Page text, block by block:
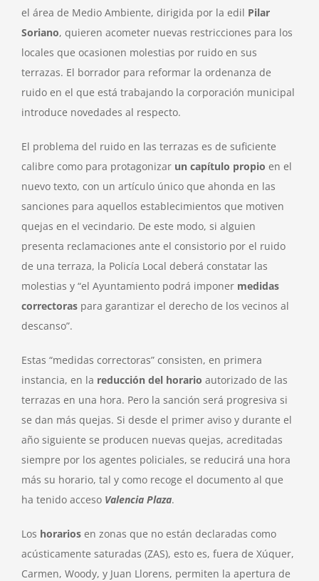
licencias
después
de
tres
el área de Medio Ambiente, dirigida por la edil Pilar
Soriano, quieren acometer nuevas restricciones para los
locales que ocasionen molestias por ruido en sus
terrazas. El borrador para reformar la ordenanza de
ruido en el que está trabajando la corporación municipal
introduce novedades al respecto.
El problema del ruido en las terrazas es de suficiente
calibre como para protagonizar un capítulo propio en el
nuevo texto, con un artículo único que ahonda en las
sanciones para aquellos establecimientos que motiven
quejas en el vecindario. De este modo, si alguien
presenta reclamaciones ante el consistorio por el ruido
de una terraza, la Policía Local deberá constatar las
molestias y “el Ayuntamiento podrá imponer medidas
correctoras para garantizar el derecho de los vecinos al
descanso”.
Estas “medidas correctoras” consisten, en primera
instancia, en la reducción del horario autorizado de las
terrazas en una hora. Pero la sanción será progresiva si
se dan más quejas. Si desde el primer aviso y durante el
año siguiente se producen nuevas quejas, acreditadas
siempre por los agentes policiales, se reducirá una hora
más su horario, tal y como recoge el documento al que
ha tenido acceso Valencia Plaza.
Los horarios en zonas que no están declaradas como
acústicamente saturadas (ZAS), esto es, fuera de Xúquer,
Carmen, Woody, y Juan Llorens, permiten la apertura de